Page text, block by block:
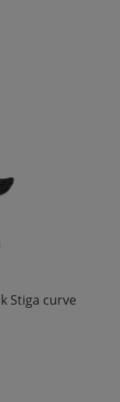
Stiga curve